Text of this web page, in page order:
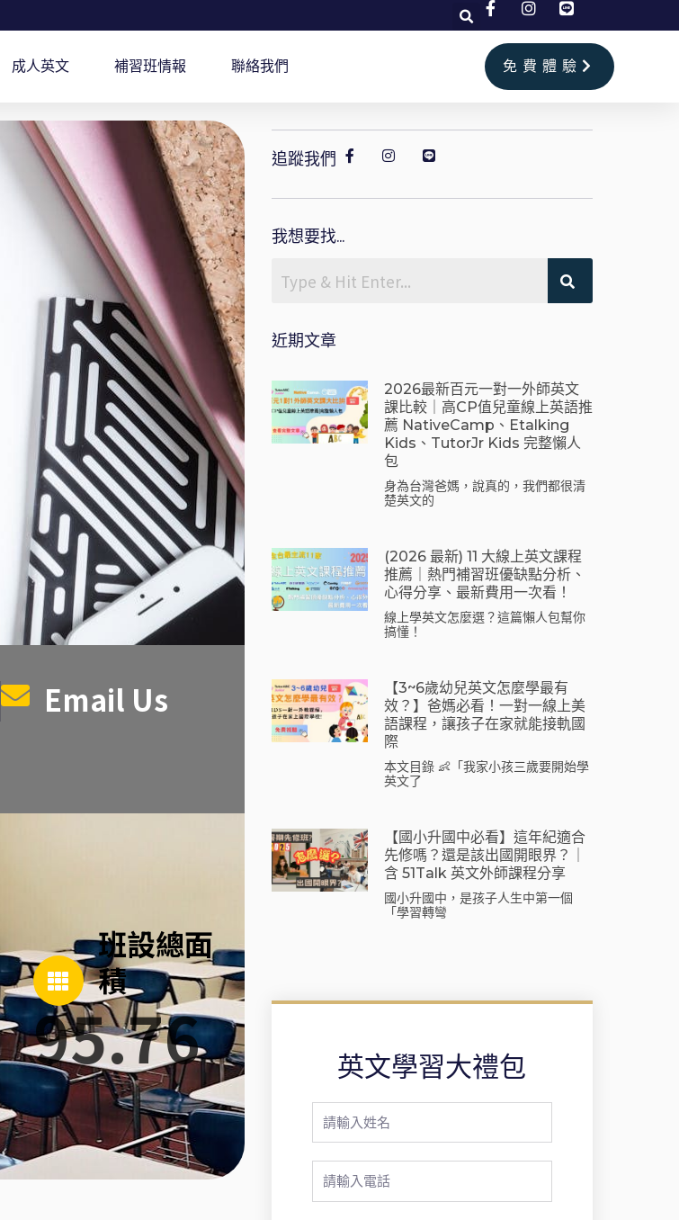
成人英文 補習班情報 聯絡我們 免費體驗
Email Us
班設總面
積
95.76
追蹤我們
我想要找...
近期文章
2026最新百元一對一外師英文
課比較｜高CP值兒童線上英語推
薦 NativeCamp、Etalking
Kids、tutorJr Kids 完整懶人
包
身為台灣爸媽，說真的，我們都很清
楚英文的
(2026 最新) 11 大線上英文課程
推薦｜熱門補習班優缺點分析、
心得分享、最新費用一次看！
線上學英文怎麼選？這篇懶人包幫你
搞懂！
【3~6歲幼兒英文怎麼學最有
效？】爸媽必看！一對一線上美
語課程，讓孩子在家就能接軌國
際
本文目錄 👶「我家小孩三歲要開始學
英文了
【國小升國中必看】這年紀適合
先修嗎？還是該出國開眼界？｜
含 51Talk 英文外師課程分享
國小升國中，是孩子人生中第一個
「學習轉彎
英文學習大禮包
Full
Name
Phone